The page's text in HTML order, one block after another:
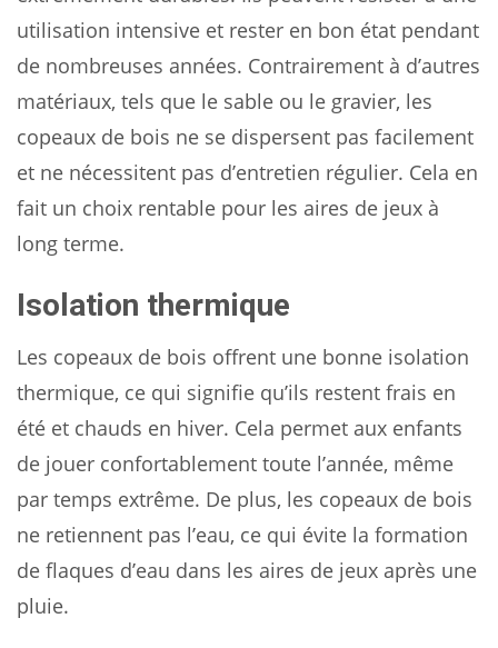
utilisation intensive et rester en bon état pendant
de nombreuses années. Contrairement à d’autres
matériaux, tels que le sable ou le gravier, les
copeaux de bois ne se dispersent pas facilement
et ne nécessitent pas d’entretien régulier. Cela en
fait un choix rentable pour les aires de jeux à
long terme.
Isolation thermique
Les copeaux de bois offrent une bonne isolation
thermique, ce qui signifie qu’ils restent frais en
été et chauds en hiver. Cela permet aux enfants
de jouer confortablement toute l’année, même
par temps extrême. De plus, les copeaux de bois
ne retiennent pas l’eau, ce qui évite la formation
de flaques d’eau dans les aires de jeux après une
pluie.